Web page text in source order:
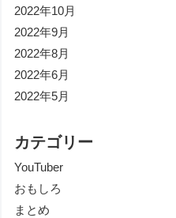
2022年10月
2022年9月
2022年8月
2022年6月
2022年5月
カテゴリー
YouTuber
おもしろ
まとめ